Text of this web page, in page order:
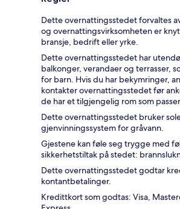
Dette overnattingsstedet forvaltes
og overnattingsvirksomheten er
bransje, bedrift eller yrke.
Dette overnattingsstedet har
balkonger, verandaer og terrasser,
for barn. Hvis du har bekymringer,
kontakter overnattingsstedet før
de har et tilgjengelig rom som
Dette overnattingsstedet bruker
gjenvinningssystem for gråvann.
Gjestene kan føle seg trygge med
sikkerhetstiltak på stedet:
Dette overnattingsstedet godtar
kontantbetalinger.
Kredittkort som godtas: Visa,